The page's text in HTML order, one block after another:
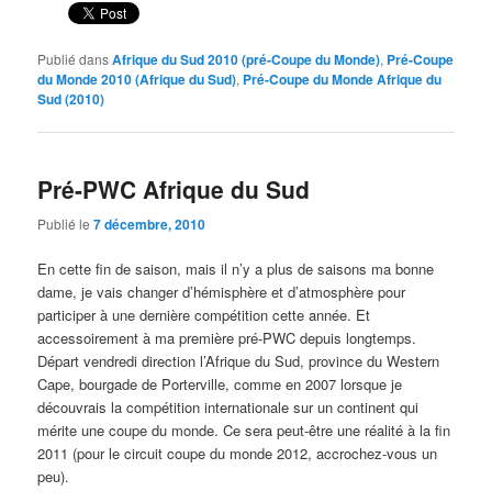
Publié dansAfrique du Sud 2010 (pré-Coupe du Monde), Pré-Coupe
du Monde 2010 (Afrique du Sud), Pré-Coupe du Monde Afrique du
Sud (2010)
Pré-PWC Afrique du Sud
Publié le7 décembre, 2010
En cette fin de saison, mais il n’y a plus de saisons ma bonne
dame, je vais changer d’hémisphère et d’atmosphère pour
participer à une dernière compétition cette année. Et
accessoirement à ma première pré-PWC depuis longtemps.
Départ vendredi direction l’Afrique du Sud, province du Western
Cape, bourgade de Porterville, comme en 2007 lorsque je
découvrais la compétition internationale sur un continent qui
mérite une coupe du monde. Ce sera peut-être une réalité à la fin
2011 (pour le circuit coupe du monde 2012, accrochez-vous un
peu).